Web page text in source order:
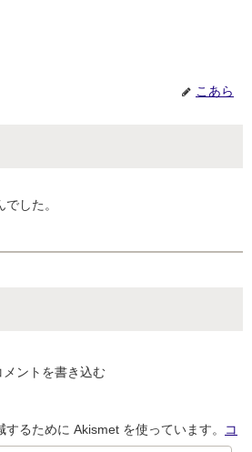
こあら
した。
メントを書き込む
るために Akismet を使っています。
コ